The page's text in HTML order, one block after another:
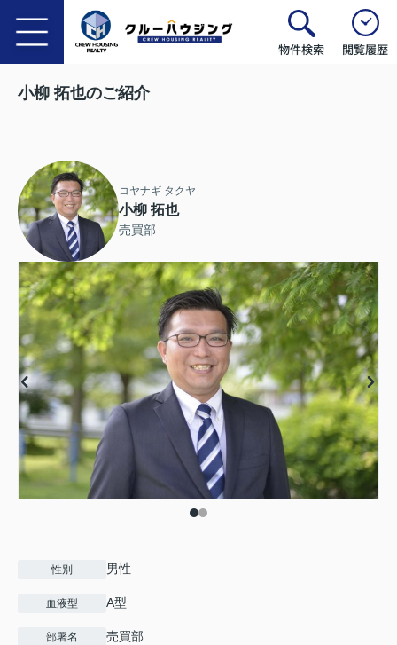
物件検索 閲覧履歴
小柳 拓也のご紹介
コヤナギ タクヤ
小柳 拓也
売買部
性別 男性
血液型 A型
部署名 売買部